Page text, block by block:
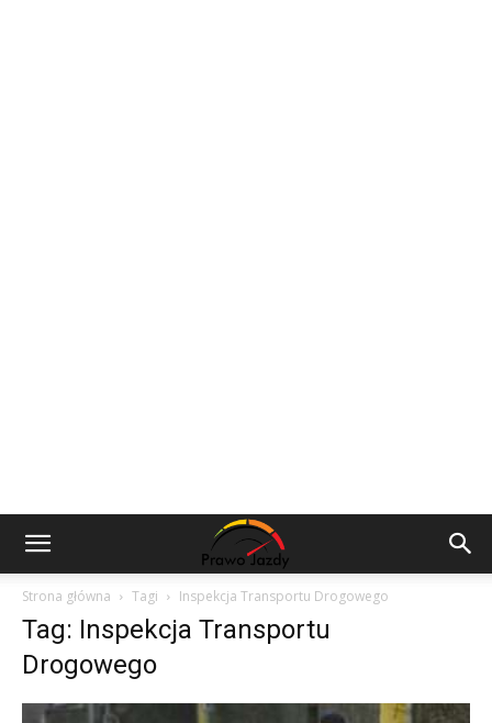
Strona główna Tagi Inspekcja Transportu Drogowego
Tag: Inspekcja Transportu
Drogowego